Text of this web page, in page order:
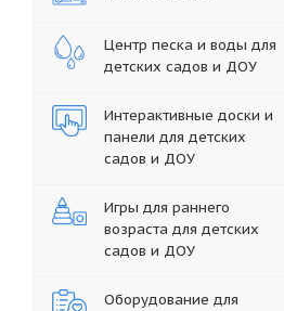
Центр песка и воды для
детских садов и ДОУ
Интерактивные доски и
панели для детских
садов и ДОУ
Игры для раннего
возраста для детских
садов и ДОУ
Оборудование для